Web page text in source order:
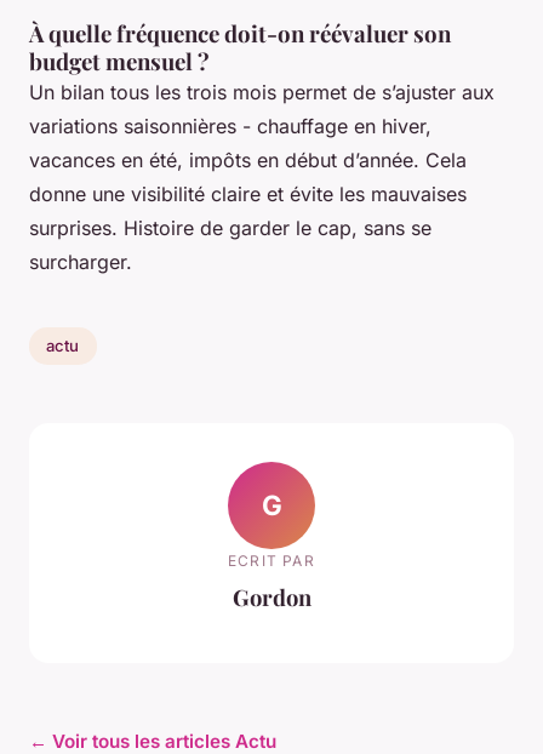
À quelle fréquence doit-on réévaluer son
budget mensuel ?
Un bilan tous les trois mois permet de s’ajuster aux
variations saisonnières - chauffage en hiver,
vacances en été, impôts en début d’année. Cela
donne une visibilité claire et évite les mauvaises
surprises. Histoire de garder le cap, sans se
surcharger.
actu
G
ECRIT PAR
Gordon
← Voir tous les articles Actu